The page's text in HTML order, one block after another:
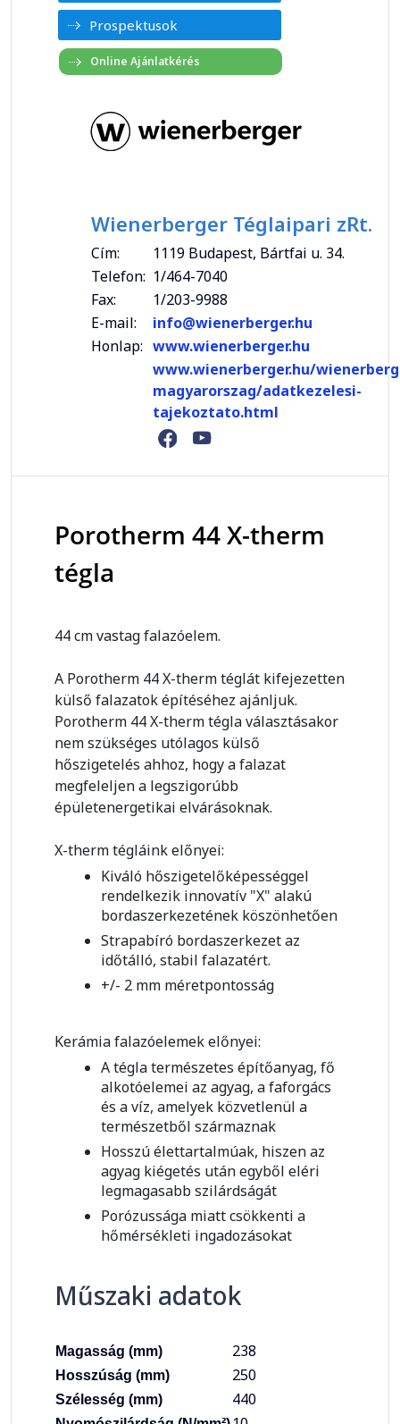
Prospektusok
Wienerberger Téglaipari zRt.
Cím:
1119 Budapest, Bártfai u. 34.
Telefon: 1/464-7040
Fax:
1/203-9988
E-mail:
info@wienerberger.hu
Honlap: www.wienerberger.hu
www.wienerberger.hu/
magyarorszag/adatkezelesi-
tajekoztato.html
Porotherm 44 X-therm
tégla
44 cm vastag falazóelem.
A Porotherm 44 X-therm téglát kifejezetten
külső falazatok építéséhez ajánljuk.
Porotherm 44 X-therm tégla választásakor
nem szükséges utólagos külső
hőszigetelés ahhoz, hogy a falazat
megfeleljen a legszigorúbb
épületenergetikai elvárásoknak.
X-therm tégláink előnyei:
Kiváló hőszigetelőképességgel
rendelkezik innovatív "X" alakú
bordaszerkezetének köszönhetően
Strapabíró bordaszerkezet az
időtálló, stabil falazatért.
+/- 2 mm méretpontosság
Kerámia falazóelemek előnyei:
A tégla természetes építőanyag, fő
alkotóelemei az agyag, a faforgács
és a víz, amelyek közvetlenül a
természetből származnak
Hosszú élettartalmúak, hiszen az
agyag kiégetés után egyből eléri
legmagasabb szilárdságát
Porózussága miatt csökkenti a
hőmérsékleti ingadozásokat
Műszaki adatok
Magasság (mm) 238
Hosszúság (mm) 250
Szélesség (mm) 440